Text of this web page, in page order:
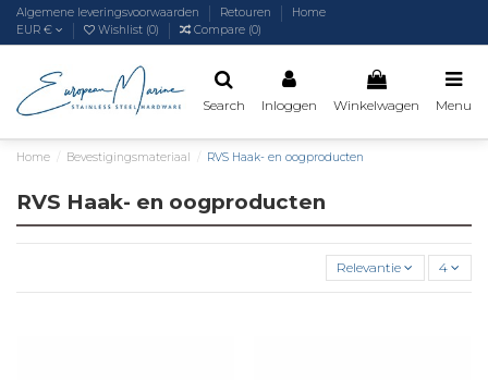
Algemene leveringsvoorwaarden Retouren
Home
EUR €
Wishlist (0) Compare (0)
Search Inloggen Winkelwagen Menu
Home Bevestigingsmateriaal RVS Haak- en oogproducten
RVS Haak- en oogproducten
Relevantie 4